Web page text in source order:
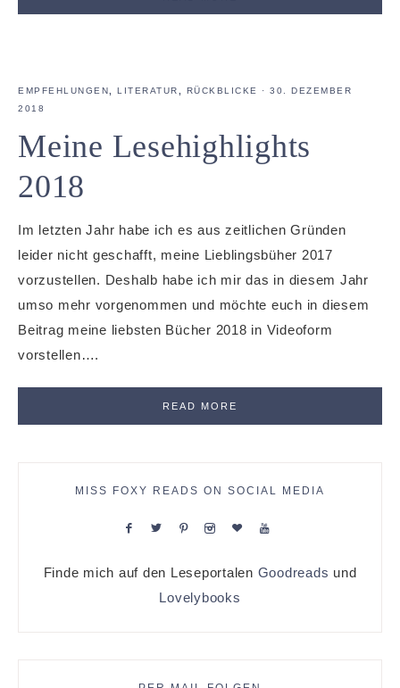
EMPFEHLUNGEN LITERATUR RÜCKBLICKE · 30. DEZEMBER
2018
Meine Lesehighlights
2018
Im letzten Jahr habe ich es aus zeitlichen Gründen
leider nicht geschafft, meine Lieblingsbüher 2017
vorzustellen. Deshalb habe ich mir das in diesem Jahr
umso mehr vorgenommen und möchte euch in diesem
Beitrag meine liebsten Bücher 2018 in Videoform
vorstellen….
READ MORE
MISS FOXY READS ON SOCIAL MEDIA
Finde mich auf den Leseportalen Goodreads und
Lovelybooks